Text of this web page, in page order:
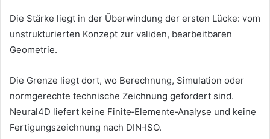
Die Stärke liegt in der Überwindung der ersten Lücke: vom
unstrukturierten Konzept zur validen, bearbeitbaren
Geometrie.
Die Grenze liegt dort, wo Berechnung, Simulation oder
normgerechte technische Zeichnung gefordert sind.
Neural4D liefert keine Finite‑Elemente‑Analyse und keine
Fertigungszeichnung nach DIN‑ISO.